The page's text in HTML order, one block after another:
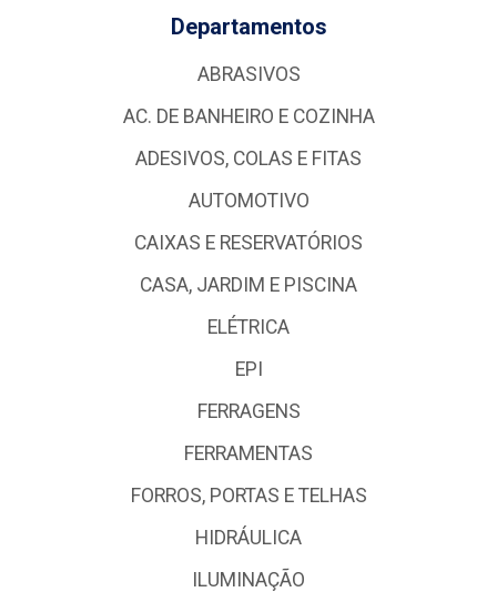
Departamentos
ABRASIVOS
AC. DE BANHEIRO E COZINHA
ADESIVOS, COLAS E FITAS
AUTOMOTIVO
CAIXAS E RESERVATÓRIOS
CASA, JARDIM E PISCINA
ELÉTRICA
EPI
FERRAGENS
FERRAMENTAS
FORROS, PORTAS E TELHAS
HIDRÁULICA
ILUMINAÇÃO